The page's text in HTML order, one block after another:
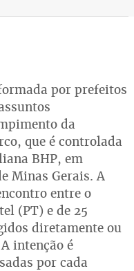
por prefeitos
da
que é controlada
BHP, em
Minas Gerais. A
entre o
(PT) e de 25
diretamente ou
intenção é
por cada